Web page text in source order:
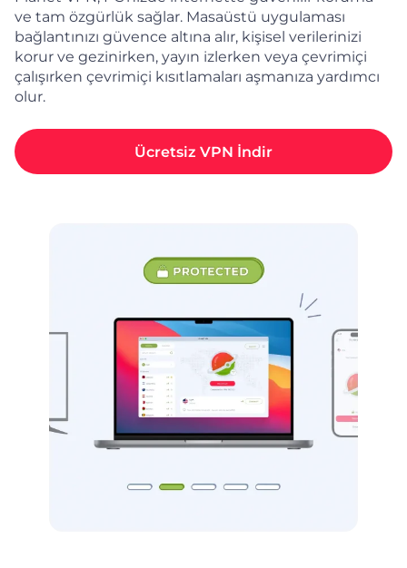
ve tam özgürlük sağlar. Masaüstü uygulaması
bağlantınızı güvence altına alır, kişisel verilerinizi
korur ve gezinirken, yayın izlerken veya çevrimiçi
çalışırken çevrimiçi kısıtlamaları aşmanıza yardımcı
olur.
Ücretsiz VPN İndir